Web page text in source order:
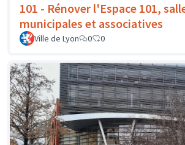
101 - Rénover l'Espace 101,
municipales et associatives
Ville de Lyon 0 0